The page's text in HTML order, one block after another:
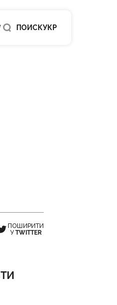
НА TELEGRAM
НА TWITTER
ПОИСКУКР
ПОШИРИТИ
УTWITTER